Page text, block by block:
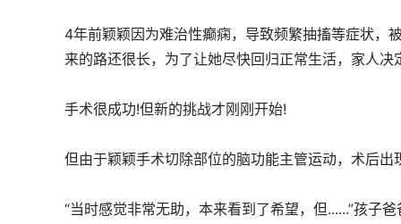
4年前颖颖因为难治性癫痫，导致频繁抽搐等症状，
来的路还很长，为了让她尽快回归正常生活，家人决
手术很成功!但新的挑战才刚刚开始!
但由于颖颖手术切除部位的脑功能主管运动，术后
“当时感觉非常无助，本来看到了希望，但......”孩子